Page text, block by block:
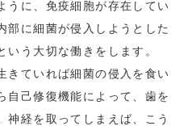
うに、免疫細胞が存在してい
部に細菌が侵入しようとした
う大切な働きをします。
きていれば細菌の侵入を食い
自己修復機能によって、歯を
神経を取ってしまえば、こう